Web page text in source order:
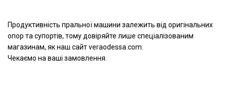
Продуктивність пральної машини залежить від оригінальних
опор та супортів, тому довіряйте лише спеціалізованим
магазинам, як наш сайт veraodessa.com.
Чекаємо на ваші замовлення.